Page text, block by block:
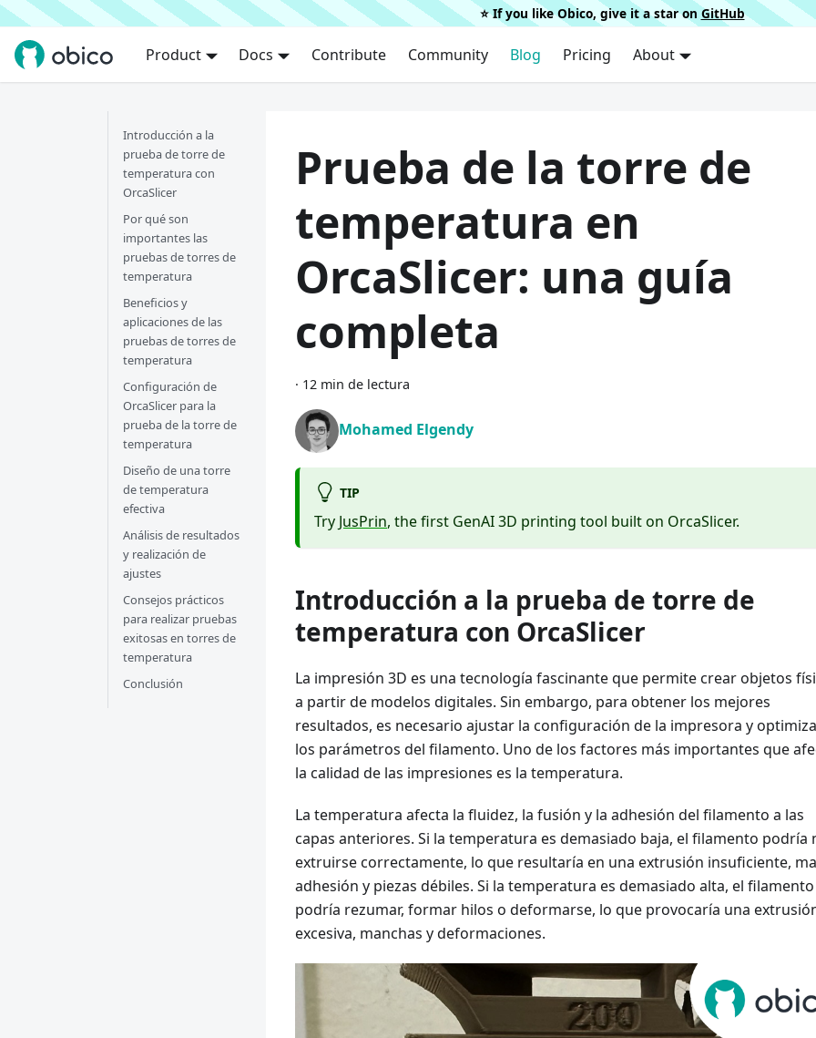
⭐️ If you like Obico, give it a star on GitHub
Product Docs Contribute Community Blog Pricing About
Introducción a la
prueba de torre de
temperatura con
OrcaSlicer
Por qué son
importantes las
pruebas de torres de
temperatura
Beneficios y
aplicaciones de las
pruebas de torres de
temperatura
Configuración de
OrcaSlicer para la
prueba de la torre de
temperatura
Diseño de una torre
de temperatura
efectiva
Análisis de resultados
y realización de
ajustes
Consejos prácticos
para realizar pruebas
exitosas en torres de
temperatura
Conclusión
Prueba de la torre de
temperatura en
OrcaSlicer: una guía
completa
· 12 min de lectura
Mohamed Elgendy
TIP
Try JusPrin, the first GenAI 3D printing tool built on OrcaSlicer.
Introducción a la prueba de torre de
temperatura con OrcaSlicer
La impresión 3D es una tecnología fascinante que permite crear objetos
a partir de modelos digitales. Sin embargo, para obtener los mejores
resultados, es necesario ajustar la configuración de la impresora y
los parámetros del filamento. Uno de los factores más importantes que
la calidad de las impresiones es la temperatura.
La temperatura afecta la fluidez, la fusión y la adhesión del filamento a las
capas anteriores. Si la temperatura es demasiado baja, el filamento podría
extruirse correctamente, lo que resultaría en una extrusión insuficiente,
adhesión y piezas débiles. Si la temperatura es demasiado alta, el filamento
podría rezumar, formar hilos o deformarse, lo que provocaría una
excesiva, manchas y deformaciones.